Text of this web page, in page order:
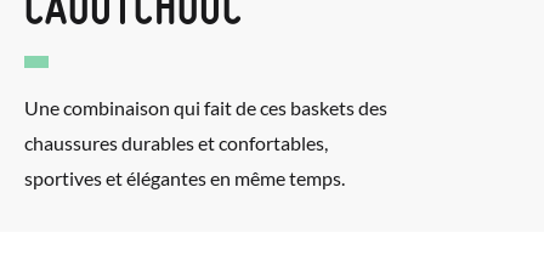
Une combinaison qui fait de ces baskets des
chaussures durables et confortables,
sportives et élégantes en même temps.